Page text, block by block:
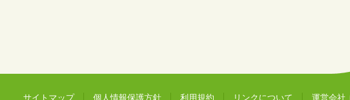
サイトマップ 個人情報保護方針 利用規約 リンクについて 運営会社